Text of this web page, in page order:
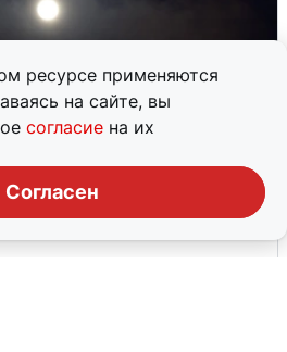
ресурсе применяются
на сайте, вы
согласие на их
Согласен
после сигнала